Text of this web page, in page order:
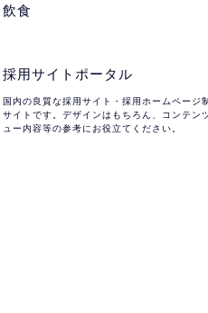
飲食
採用サイトポータル
国内の良質な採用サイト・採用ホームページ
サイトです。デザインはもちろん、コンテン
ュー内容等の参考にお役立てください。